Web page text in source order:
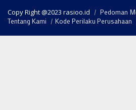
Copy Right @2023 rasioo.id
Pedoman
Tentang Kami
Kode Perilaku Perusahaan